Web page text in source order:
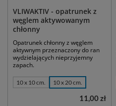
VLIWAKTIV - opatrunek z
węglem aktywowanym
chłonny
Opatrunek chłonny z węglem
aktywnym przeznaczony do ran
wydzielających nieprzyjemny
zapach.
10 x 10 cm. 10 x 20 cm.
11,00 zł